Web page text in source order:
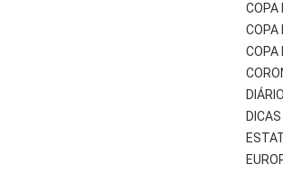
COPA
COPA
COPA